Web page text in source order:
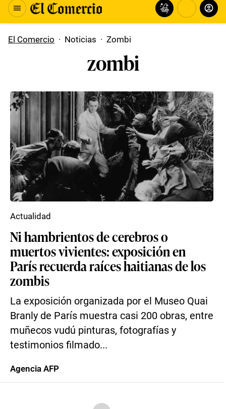
El Comercio · Noticias · Zombi
zombi
Ni hambrientos de cerebros o
muertos vivientes: exposición en
París recuerda raíces haitianas de los
zombis
La exposición organizada por el Museo Quai
Branly de París muestra casi 200 obras, entre
muñecos vudú pinturas, fotografías y
testimonios filmado...
Actualidad
Agencia AFP